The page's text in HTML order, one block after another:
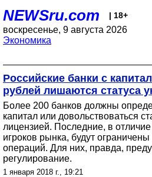
NEWSru.com | 18+
воскресенье, 9 августа 2026
Экономика
Российские банки с
рублей лишаются статуса
Более 200 банков должны
капитал или довольствоваться
лицензией. Последние, в
игроков рынка, будут
операций. Для них, правда,
регулирование.
1 января 2018 г., 19:21